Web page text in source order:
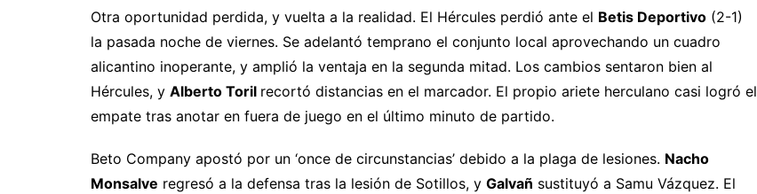
Otra oportunidad perdida, y vuelta a la realidad. El Hércules perdió ante el Betis Deportivo (2-1)
la pasada noche de viernes. Se adelantó temprano el conjunto local aprovechando un cuadro
alicantino inoperante, y amplió la ventaja en la segunda mitad. Los cambios sentaron bien al
Hércules, y Alberto Toril recortó distancias en el marcador. El propio ariete herculano casi logró el
empate tras anotar en fuera de juego en el último minuto de partido.
Beto Company apostó por un ‘once de circunstancias’ debido a la plaga de lesiones. Nacho
Monsalve regresó a la defensa tras la lesión de Sotillos, y Galvañ sustituyó a Samu Vázquez. El